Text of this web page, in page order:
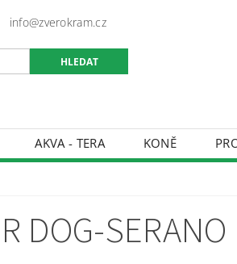
info@zverokram.cz
AKVA - TERA KONĚ
DOG-